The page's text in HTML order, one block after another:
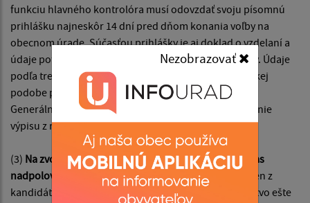
Nezobrazovať
funkciu hlavného kontrolóra musí odovzdať svoju písomnú
prihlášku najneskôr 14 dní pred dňom konania voľby na
obecnom úrade. Súčasťou prihlášky je aj doklad o vzdelaní a
údaje potrebné na vyžiadanie výpisu z registra trestov. Údaje
podľa tretej vety obec bezodkladne zašle v elektronickej
podobe prostredníctvom elektronickej komunikácie
Generálnej prokuratúre Slovenskej republiky na vydanie
výpisu z registra trestov.
(3) Na zvolenie hlavného kontrolóra je potrebný súhlas
nadpolovičnej väčšiny všetkých poslancov. Ak ani jeden z
kandidátov takú väčšinu nezískal, obecné zastupiteľstvo ešte